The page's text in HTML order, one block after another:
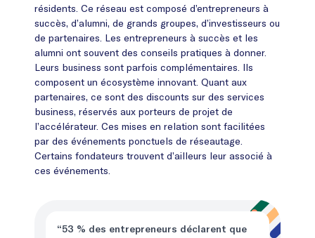
résidents. Ce réseau est composé d’entrepreneurs à
succès, d’alumni, de grands groupes, d’investisseurs ou
de partenaires. Les entrepreneurs à succès et les
alumni ont souvent des conseils pratiques à donner.
Leurs business sont parfois complémentaires. Ils
composent un écosystème innovant. Quant aux
partenaires, ce sont des discounts sur des services
business, réservés aux porteurs de projet de
l’accélérateur. Ces mises en relation sont facilitées
par des événements ponctuels de réseautage.
Certains fondateurs trouvent d’ailleurs leur associé à
ces événements.
“53 % des entrepreneurs déclarent que